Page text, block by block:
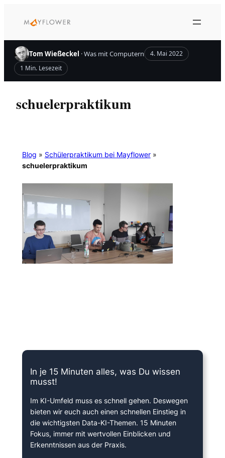
Inhalt
Tom Wießeckel · Was mit Computern
4. Mai 2022
1 Min. Lesezeit
schuelerpraktikum
Blog » Schülerpraktikum bei Mayflower»
schuelerpraktikum
In je 15 Minuten alles, was Du wissen
musst!
Im KI-Umfeld muss es schnell gehen. Deswegen
bieten wir euch auch einen schnellen Einstieg in
die wichtigsten Data-KI-Themen. 15 Minuten
Fokus, immer mit wertvollen Einblicken und
Erkenntnissen aus der Praxis.